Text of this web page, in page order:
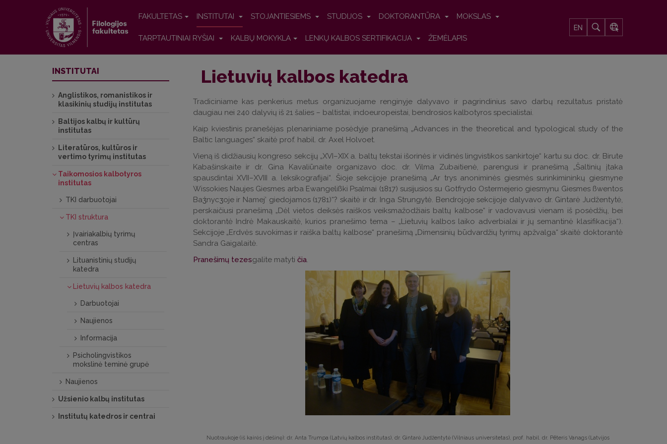
FAKULTETAS INSTITUTAI STOJANTIESIEMS STUDIJOS DOKTORANTŪRA MOKSLAS
TARPTAUTINIAI RYŠIAI KALBŲ MOKYKLA LENKŲ KALBOS SERTIFIKACIJA ŽEMĖLAPIS
EN
Lietuvių kalbos katedra
Tradiciniame kas penkerius metus organizuojame renginyje dalyvavo ir pagrindinius savo darbų rezultatus pristatė
daugiau nei 240 dalyvių iš 21 šalies – baltistai, indoeuropeistai, bendrosios kalbotyros specialistai.
Kaip kviestinis pranešėjas plenariniame posėdyje pranešimą „Advances in the theoretical and typological study of the
Baltic languages“ skaitė prof. habil. dr. Axel Holvoet.
Vieną iš didžiausių kongreso sekcijų „XVI–XIX a. baltų tekstai išorinės ir vidinės lingvistikos sankirtoje“ kartu su doc. dr. Birute
Kabašinskaite ir dr. Gina Kavaliūnaite organizavo doc. dr. Vilma Zubaitienė, parengusi ir pranešimą „Šaltinių įtaka
spausdintai XVII–XVIII a. leksikografijai“. Šioje sekcijoje pranešimą „Ar trys anoniminės giesmės surinkimininkų giesmyne
Wissokies Naujes Giesmes arba Ewangelißki Psalmai (1817) susijusios su Gotfrydo Ostermejerio giesmynu Giesmes ßwentos
Baʒ́nycʒoje ir Namej’ giedojamos (1781)“? skaitė ir dr. Inga Strungytė. Bendrojoje sekcijoje dalyvavo dr. Gintarė Judžentytė,
perskaičiusi pranešimą „Dėl vietos deiksės raiškos veiksmažodžiais baltų kalbose“ ir vadovavusi vienam iš posėdžių, bei
doktorantė Indrė Makauskaitė, kurios pranešimo tema – „Lietuvių kalbos laiko adverbialai ir jų semantinė klasifikacija“).
Sekcijoje „Erdvės suvokimas ir raiška baltų kalbose“ pranešimą „Dimensinių būdvardžių tyrimų apžvalga“ skaitė doktorantė
Sandra Gaigalaitė.
Pranešimų tezesgalite matyti čia.
Nuotraukoje (iš kairės į dešinę): dr. Anta Trumpa (Latvių kalbos institutas), dr. Gintarė Judžentytė (Vilniaus universitetas), prof. habil. dr. Pēteris Vanags (Latvijos
INSTITUTAI
Anglistikos, romanistikos ir
klasikinių studijų institutas
Baltijos kalbų ir kultūrų
institutas
Literatūros, kultūros ir
vertimo tyrimų institutas
Taikomosios kalbotyros
institutas
TKI darbuotojai
TKI struktura
Įvairiakalbių tyrimų
centras
Lituanistinių studijų
katedra
Lietuvių kalbos katedra
Darbuotojai
Naujienos
Informacija
Psicholingvistikos
mokslinė teminė grupė
Naujienos
Užsienio kalbų institutas
Institutų katedros ir centrai